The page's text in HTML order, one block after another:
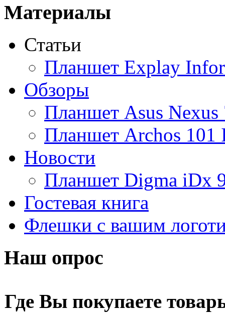
Acme
Ainol
Altinet
Amazon
Amber
Ampe
Apache(1)
Apple(30)
Apriori
Archos
Armaggeddon
Assistant
Asus(171)
Barnes&noble
Материалы
Статьи
Планшет Explay
Обзоры
Планшет Asus Nexus
Планшет Archos 101
Новости
Планшет Digma iDx
Гостевая книга
Флешки с вашим
Наш опрос
Где Вы покупаете